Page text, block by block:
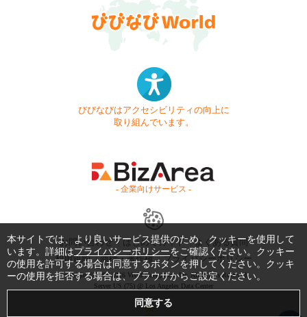
びびなびはアクセシビリティの向上に
取り組んでいます。
- 企業向けサービス -
お問い合わせ はじめてガイド
よくある質問
利用規約
商標・著作権 プライバシーポリシー
Copyright © 1999-2026 Vivid Navigation, Inc. All Rights Reserved.
Server US (75) @ Los Angeles Data Center
本サイトでは、より良いサービス提供のため、クッキーを使用して
います。詳細はプライバシーポリシーをご確認ください。クッキー
の使用を許可する場合は同意するボタンを押してください。クッキ
ーの使用を拒否する場合は、ブラウザからご設定ください。